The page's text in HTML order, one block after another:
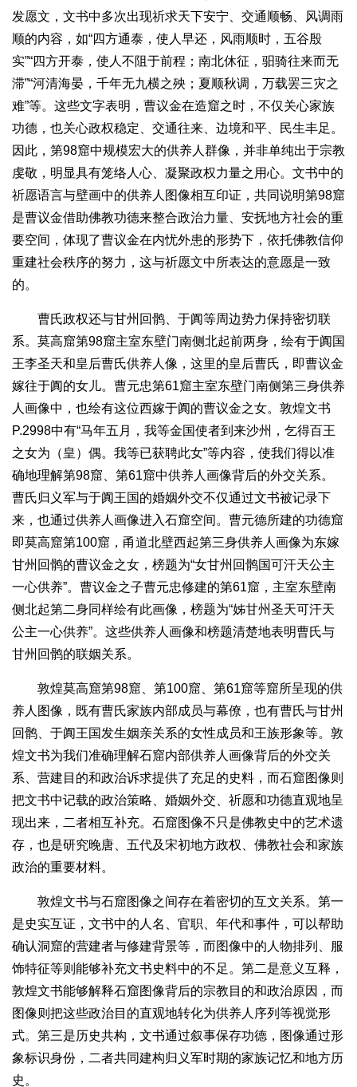
发愿文，文书中多次出现祈求天下安宁、交通顺畅、风调雨
顺的内容，如“四方通泰，使人早还，风雨顺时，五谷殷
实”“四方开泰，使人不阻于前程；南北休征，驲骑往来而无
滞”“河清海晏，千年无九横之殃；夏顺秋调，万载罢三灾之
难”等。这些文字表明，曹议金在造窟之时，不仅关心家族
功德，也关心政权稳定、交通往来、边境和平、民生丰足。
因此，第98窟中规模宏大的供养人群像，并非单纯出于宗教
虔敬，明显具有笼络人心、凝聚政权力量之用心。文书中的
祈愿语言与壁画中的供养人图像相互印证，共同说明第98窟
是曹议金借助佛教功德来整合政治力量、安抚地方社会的重
要空间，体现了曹议金在内忧外患的形势下，依托佛教信仰
重建社会秩序的努力，这与祈愿文中所表达的意愿是一致
的。
曹氏政权还与甘州回鹘、于阗等周边势力保持密切联
系。莫高窟第98窟主室东壁门南侧北起前两身，绘有于阗国
王李圣天和皇后曹氏供养人像，这里的皇后曹氏，即曹议金
嫁往于阗的女儿。曹元忠第61窟主室东壁门南侧第三身供养
人画像中，也绘有这位西嫁于阗的曹议金之女。敦煌文书
P.2998中有“马年五月，我等金国使者到来沙州，乞得百王
之女为（皇）偶。我等已获聘此女”等内容，使我们得以准
确地理解第98窟、第61窟中供养人画像背后的外交关系。
曹氏归义军与于阗王国的婚姻外交不仅通过文书被记录下
来，也通过供养人画像进入石窟空间。曹元德所建的功德窟
即莫高窟第100窟，甬道北壁西起第三身供养人画像为东嫁
甘州回鹘的曹议金之女，榜题为“女甘州回鹘国可汗天公主
一心供养”。曹议金之子曹元忠修建的第61窟，主室东壁南
侧北起第二身同样绘有此画像，榜题为“姊甘州圣天可汗天
公主一心供养”。这些供养人画像和榜题清楚地表明曹氏与
甘州回鹘的联姻关系。
敦煌莫高窟第98窟、第100窟、第61窟等窟所呈现的供
养人图像，既有曹氏家族内部成员与幕僚，也有曹氏与甘州
回鹘、于阗王国发生姻亲关系的女性成员和王族形象等。敦
煌文书为我们准确理解石窟内部供养人画像背后的外交关
系、营建目的和政治诉求提供了充足的史料，而石窟图像则
把文书中记载的政治策略、婚姻外交、祈愿和功德直观地呈
现出来，二者相互补充。石窟图像不只是佛教史中的艺术遗
存，也是研究晚唐、五代及宋初地方政权、佛教社会和家族
政治的重要材料。
敦煌文书与石窟图像之间存在着密切的互文关系。第一
是史实互证，文书中的人名、官职、年代和事件，可以帮助
确认洞窟的营建者与修建背景等，而图像中的人物排列、服
饰特征等则能够补充文书史料中的不足。第二是意义互释，
敦煌文书能够解释石窟图像背后的宗教目的和政治原因，而
图像则把这些政治目的直观地转化为供养人序列等视觉形
式。第三是历史共构，文书通过叙事保存功德，图像通过形
象标识身份，二者共同建构归义军时期的家族记忆和地方历
史。